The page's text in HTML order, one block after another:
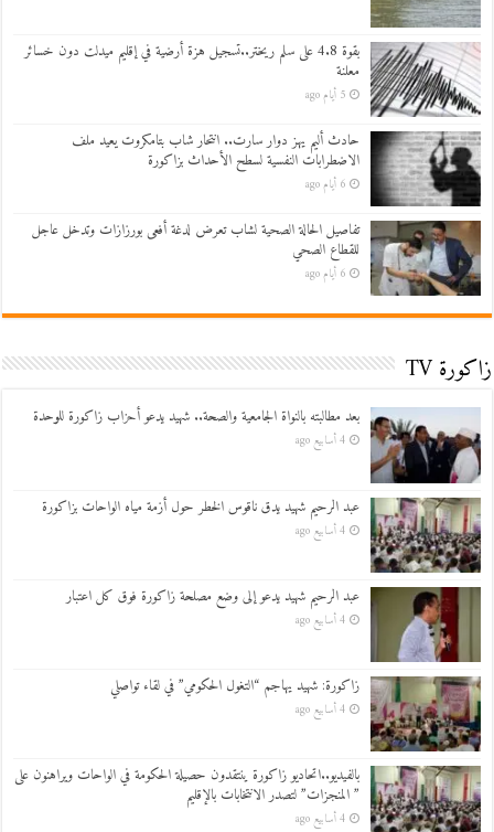
بقوة 4.8 على سلم ريختر..تسجيل هزة أرضية في إقليم ميدلت دون خسائر
معلنة
5 أيام ago
حادث أليم يهز دوار سارت.. انتحار شاب بتامكروت يعيد ملف
الاضطرابات النفسية لسطح الأحداث بزاكورة
6 أيام ago
تفاصيل الحالة الصحية لشاب تعرض لدغة أفعى بورزازات وتدخل عاجل
للقطاع الصحي
6 أيام ago
زاكورة TV
بعد مطالبته بالنواة الجامعية والصحة.. شهيد يدعو أحزاب زاكورة للوحدة
4 أسابيع ago
عبد الرحيم شهيد يدق ناقوس الخطر حول أزمة مياه الواحات بزاكورة
4 أسابيع ago
عبد الرحيم شهيد يدعو إلى وضع مصلحة زاكورة فوق كل اعتبار
4 أسابيع ago
زاكورة: شهيد يهاجم “التغول الحكومي” في لقاء تواصلي
4 أسابيع ago
بالفيديو..اتحاديو زاكورة ينتقدون حصيلة الحكومة في الواحات ويراهنون على
” المنجزات” لتصدر الانتخابات بالإقليم
4 أسابيع ago